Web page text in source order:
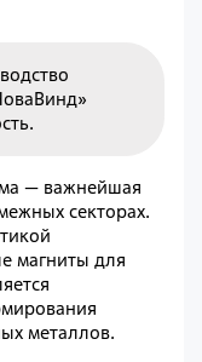
— важнейшая
секторах.
магниты для
металлов.